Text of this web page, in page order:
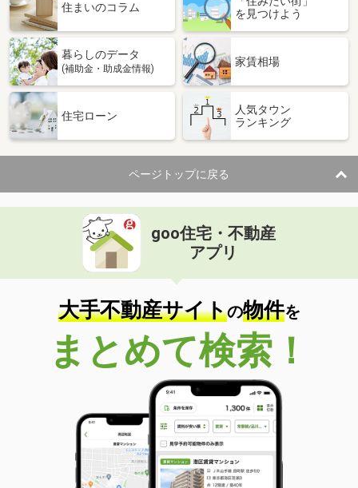
住まいのコラム
を見つけよう
暮らしのデータ
(補助金・助成金情報)
家賃相場
住宅ローン
人気タウン
ランキング
ページトップに戻る
goo住宅・不動産
アプリ
大手不動産サイトの物件を
まとめて検索！